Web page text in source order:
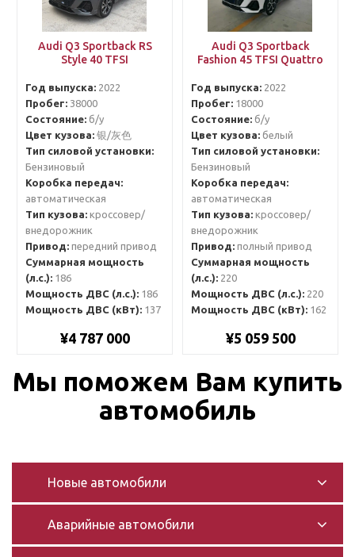
Audi Q3 Sportback RS
Style 40 TFSI
Год выпуска:2022
Пробег:38000
Состояние:б/у
Цвет кузова:银/灰色
Тип силовой установки:
Бензиновый
Коробка передач:
автоматическая
Тип кузова:кроссовер/
внедорожник
Привод:передний привод
Суммарная мощность
(л.с.):186
Мощность ДВС (л.с.):186
Мощность ДВС (кВт):137
¥4 787 000
Audi Q3 Sportback
Fashion 45 TFSI Quattro
Год выпуска:2022
Пробег:18000
Состояние:б/у
Цвет кузова:белый
Тип силовой установки:
Бензиновый
Коробка передач:
автоматическая
Тип кузова:кроссовер/
внедорожник
Привод:полный привод
Суммарная мощность
(л.с.):220
Мощность ДВС (л.с.):220
Мощность ДВС (кВт):162
¥5 059 500
Мы поможем Вам купить
автомобиль
Новые автомобили
Аварийные автомобили